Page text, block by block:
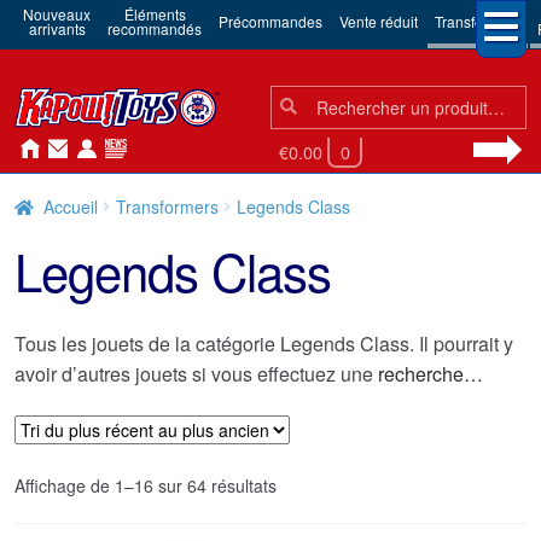
Nouveaux
arrivants
Éléments
recommandés Précommandes Vente réduit Transformers
Chercher:
Chercher
€0.00 0
Accueil Transformers Legends Class
Legends Class
Tous les jouets de la catégorie Legends Class. Il pourrait y
avoir d’autres jouets si vous effectuez une recherche…
Affichage de 1–16 sur 64 résultatsTrié